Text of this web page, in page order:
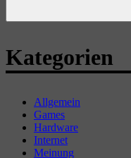
Kategorien
Allgemein
Games
Hardware
Internet
Meinung